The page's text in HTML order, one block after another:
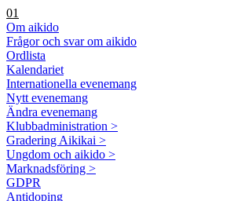
01
Om aikido
Frågor och svar om aikido
Ordlista
Kalendariet
Internationella evenemang
Nytt evenemang
Ändra evenemang
Klubbadministration >
Gradering Aikikai >
Ungdom och aikido >
Marknadsföring >
GDPR
Antidoping